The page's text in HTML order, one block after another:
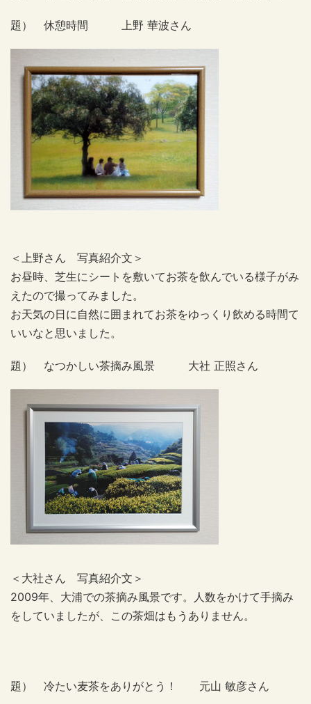
題） 休憩時間 上野 華波さん
＜上野さん 写真紹介文＞
お昼時、芝生にシートを敷いてお茶を飲んでいる様子がみ
えたので撮ってみました。
お天気の日に自然に囲まれてお茶をゆっくり飲める時間て
いいなと思いました。
題） なつかしい茶摘み風景 大社 正照さん
＜大社さん 写真紹介文＞
2009年、大浦での茶摘み風景です。人数をかけて手摘み
をしていましたが、この茶畑はもうありません。
題） 冷たい麦茶をありがとう！ 元山 敏彦さん